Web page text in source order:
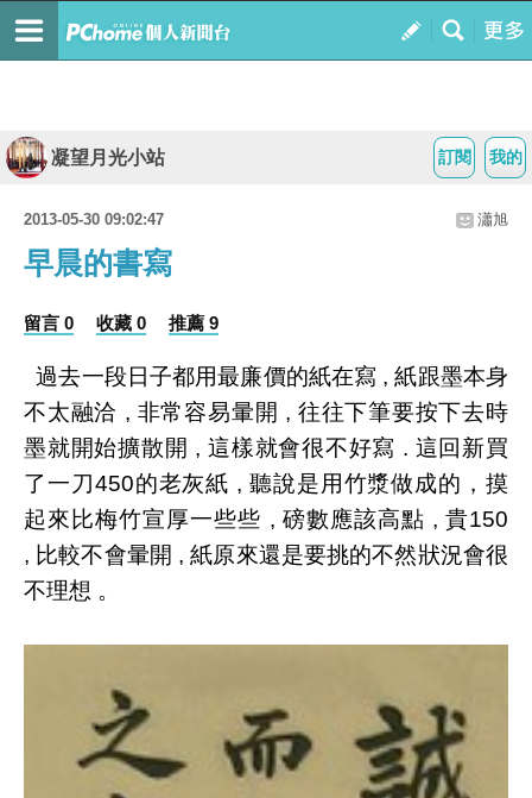
我的
訂閱
凝望月光小站
2013-05-30 09:02:47 瀟旭
早晨的書寫
留言 0 收藏 0 推薦 9
過去一段日子都用最廉價的紙在寫 , 紙跟墨本身
不太融洽 , 非常容易暈開 , 往往下筆要按下去時
墨就開始擴散開 , 這樣就會很不好寫 . 這回新買
了一刀450的老灰紙 , 聽說是用竹漿做成的，摸
起來比梅竹宣厚一些些 , 磅數應該高點 , 貴150
, 比較不會暈開 , 紙原來還是要挑的不然狀況會很
不理想 。